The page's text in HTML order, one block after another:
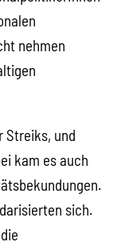
nehmen
Streiks, und
kam es auch
sich.